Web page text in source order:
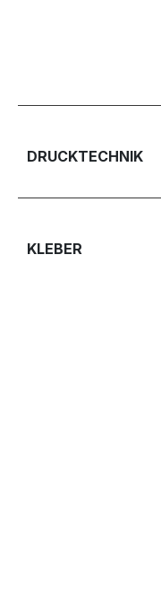
DRUCKTECHNIK
KLEBER